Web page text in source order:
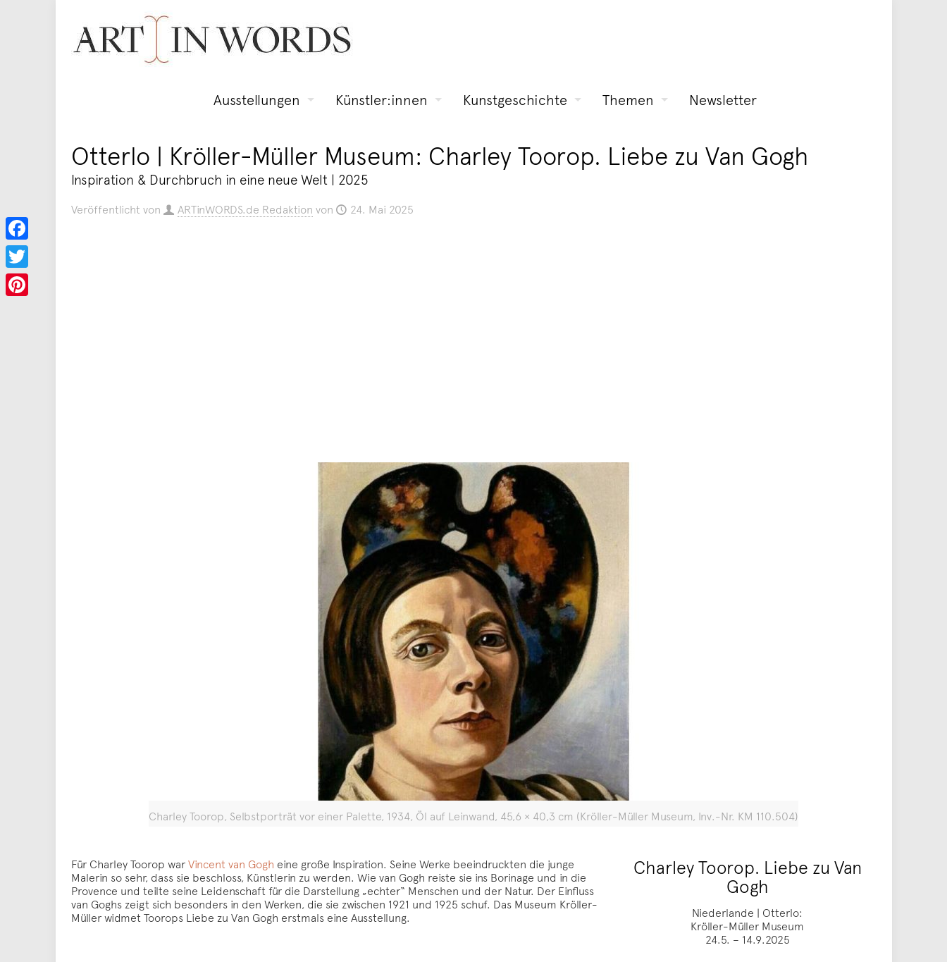
Ausstellungen Künstler:innen Kunstgeschichte Themen Newsletter
Otterlo | Kröller-Müller Museum: Charley Toorop. Liebe zu Van Gogh
Inspiration & Durchbruch in eine neue Welt | 2025
Veröffentlicht von ARTinWORDS.de Redaktion von 24. Mai 2025
Charley Toorop, Selbstporträt vor einer Palette, 1934, Öl auf Leinwand, 45,6 × 40,3 cm (Kröller-Müller Museum, Inv.-Nr. KM 110.504)
Für Charley Toorop warVincent van Gogh eine große Inspiration. Seine Werke beeindruckten die junge
Malerin so sehr, dass sie beschloss, Künstlerin zu werden. Wie van Gogh reiste sie ins Borinage und in die
Provence und teilte seine Leidenschaft für die Darstellung „echter“ Menschen und der Natur. Der Einfluss
van Goghs zeigt sich besonders in den Werken, die sie zwischen 1921 und 1925 schuf. Das Museum Kröller-
Müller widmet Toorops Liebe zu Van Gogh erstmals eine Ausstellung.
Charley Toorop. Liebe zu Van
Gogh
Niederlande | Otterlo:
Kröller-Müller Museum
24.5. – 14.9.2025
Facebook
Twitter